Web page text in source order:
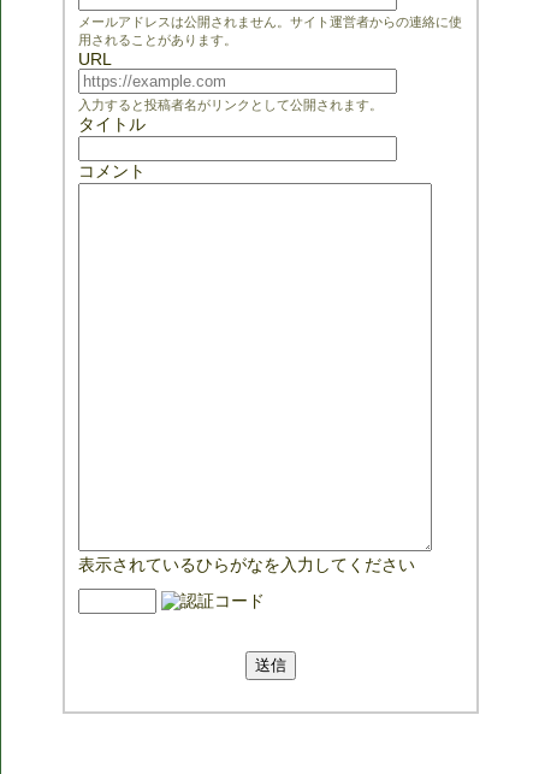
メールアドレスは公開されません。サイト運営者からの連絡に使
用されることがあります。
URL
入力すると投稿者名がリンクとして公開されます。
タイトル
コメント
表示されているひらがなを入力してください